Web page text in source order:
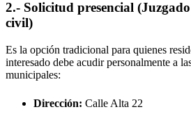
2.- Solicitud presencial
civil)
Es la opción tradicional para quienes
interesado debe acudir personalmente a
municipales:
Dirección: Calle Alta 22